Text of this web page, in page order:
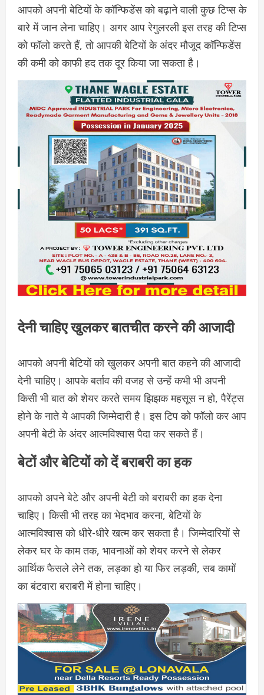
आपको अपनी बेटियों के कॉन्फिडेंस को बढ़ाने वाली कुछ टिप्स के
बारे में जान लेना चाहिए। अगर आप रेगुलरली इस तरह की टिप्स
को फॉलो करते हैं, तो आपकी बेटियों के अंदर मौजूद कॉन्फिडेंस
की कमी को काफी हद तक दूर किया जा सकता है।
देनी चाहिए खुलकर बातचीत करने की आजादी
आपको अपनी बेटियों को खुलकर अपनी बात कहने की आजादी
देनी चाहिए। आपके बर्ताव की वजह से उन्हें कभी भी अपनी
किसी भी बात को शेयर करते समय झिझक महसूस न हो, पैरेंट्स
होने के नाते ये आपकी जिम्मेदारी है। इस टिप को फॉलो कर आप
अपनी बेटी के अंदर आत्मविश्वास पैदा कर सकते हैं।
बेटों और बेटियों को दें बराबरी का हक
आपको अपने बेटे और अपनी बेटी को बराबरी का हक देना
चाहिए। किसी भी तरह का भेदभाव करना, बेटियों के
आत्मविश्वास को धीरे-धीरे खत्म कर सकता है। जिम्मेदारियों से
लेकर घर के काम तक, भावनाओं को शेयर करने से लेकर
आर्थिक फैसले लेने तक, लड़का हो या फिर लड़की, सब कामों
का बंटवारा बराबरी में होना चाहिए।